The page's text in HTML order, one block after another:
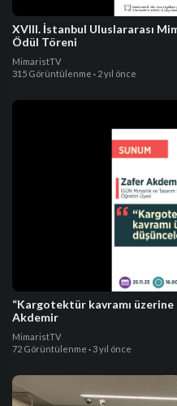
XVIII. İstanbul Uluslararası
Ödül Töreni
MimaristTV
315 Görüntülenme · 2 yıl önce
“Kargotektür kavramı
Akdemir
MimaristTV
72 Görüntülenme · 3 yıl önce